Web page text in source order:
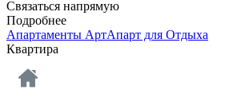
Связаться напрямую
Подробнее
Апартаменты АртАпарт для Отдыха
Квартира